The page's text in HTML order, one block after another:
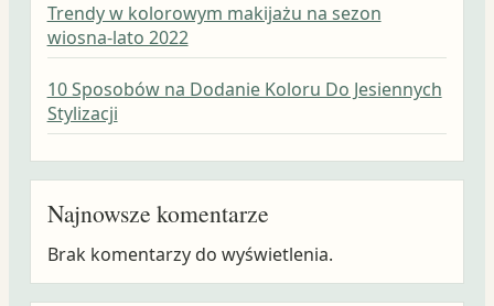
Trendy w kolorowym makijażu na sezon
wiosna-lato 2022
10 Sposobów na Dodanie Koloru Do Jesiennych
Stylizacji
Najnowsze komentarze
Brak komentarzy do wyświetlenia.